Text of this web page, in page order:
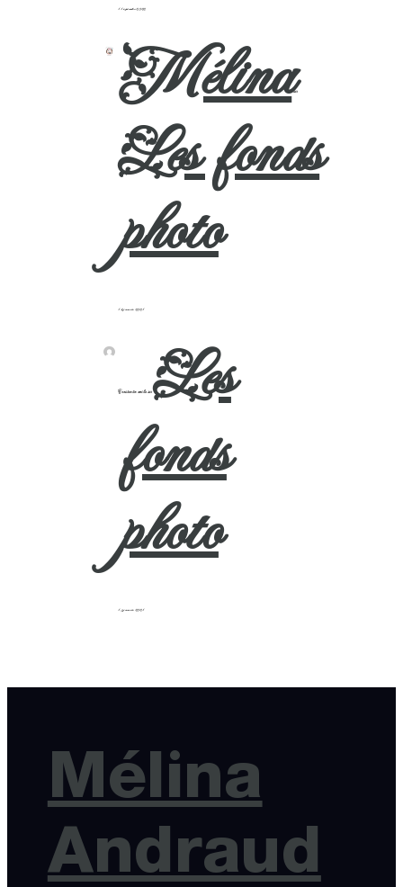
11 septembre 2022
Mélinasur
Les fonds
photo
14 janvier 2021
Constantin emiliesurLes
fonds
photo
13 janvier 2021
Mélina
Andraud